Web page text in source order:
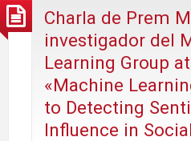
Charla de Prem
investigador del
Learning Group
«Machine
to Detecting
Influence in